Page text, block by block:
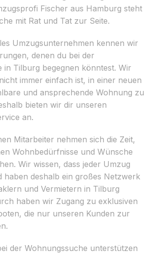
Fischer aus Hamburg steht
mit Rat und Tat zur Seite.
Umzugsunternehmen kennen wir
denen du bei der
in Tilburg begegnen könntest. Wir
immer einfach ist, in einer neuen
und ansprechende Wohnung zu
bieten wir dir unseren
an.
Mitarbeiter nehmen sich die Zeit,
Wohnbedürfnisse und Wünsche
Wir wissen, dass jeder Umzug
haben deshalb ein großes Netzwerk
und Vermietern in Tilburg
haben wir Zugang zu exklusiven
die nur unseren Kunden zur
der Wohnungssuche unterstützen